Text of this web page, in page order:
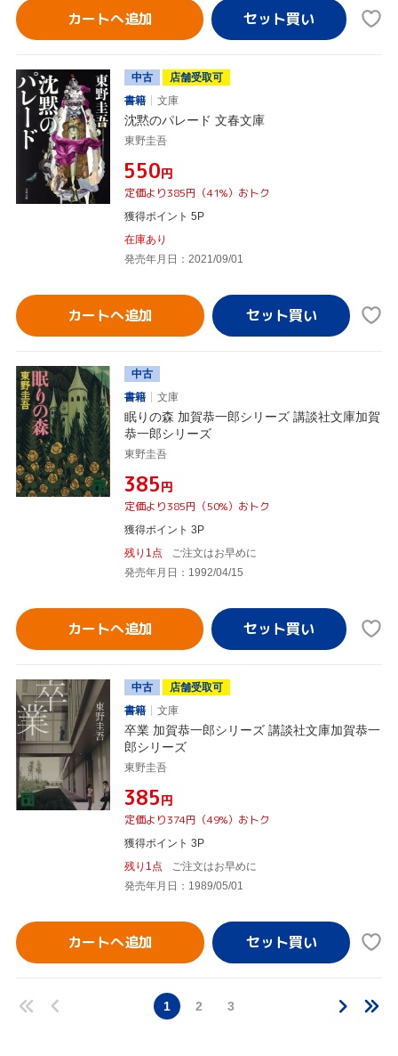
カートへ追加
中古
店舗受取可
書籍
文庫
沈黙のパレード 文春文庫
東野圭吾
¥550円
定価より385円（41%）おトク
獲得ポイント 5P
在庫あり
発売年月日：2021/09/01
カートへ追加
中古
書籍
文庫
眠りの森 加賀恭一郎シリーズ 講談社文庫加賀
恭一郎シリーズ
東野圭吾
¥385円
定価より385円（50%）おトク
獲得ポイント 3P
残り1点
ご注文はお早めに
発売年月日：1992/04/15
カートへ追加
中古
店舗受取可
書籍
文庫
卒業 加賀恭一郎シリーズ 講談社文庫加賀恭一
郎シリーズ
東野圭吾
¥385円
定価より374円（49%）おトク
獲得ポイント 3P
残り1点
ご注文はお早めに
発売年月日：1989/05/01
カートへ追加
1 2 3